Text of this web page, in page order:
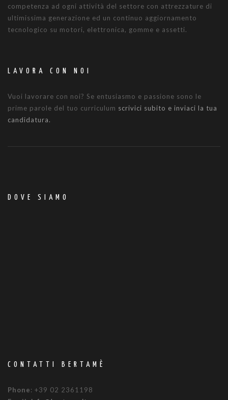
competenza ad ogni attività del settore con attrezzature di
ultimissima generazione ed un continuo aggiornamento
tecnologico su motori, elettronica, gomme e assetti.
LAVORA CON NOI
Vuoi lavorare con noi? Se entusiasmo e passione sono le
prime parole del tuo curriculum scrivici subito e inviaci la tua
candidatura.
DOVE SIAMO
CONTATTI BERTAMÈ
Phone: +39 02 2361198